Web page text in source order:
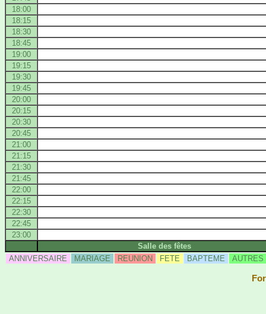
18:00
18:15
18:30
18:45
19:00
19:15
19:30
19:45
20:00
20:15
20:30
20:45
21:00
21:15
21:30
21:45
22:00
22:15
22:30
22:45
23:00
Salle des fêtes
ANNIVERSAIRE
MARIAGE REUNION FETE BAPTEME AUTRES